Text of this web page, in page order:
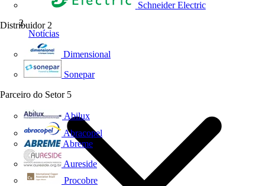
Schneider Electric
Distribuidor 2
Dimensional
Sonepar
Parceiro do Setor 5
Abilux
Abracopel
Abreme
Aureside
Procobre
Notícias